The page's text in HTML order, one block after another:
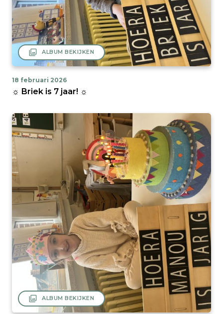
filter ALBUM BEKIJKEN
18 februari 2026
☼ Briek is 7 jaar! ☼
filter ALBUM BEKIJKEN